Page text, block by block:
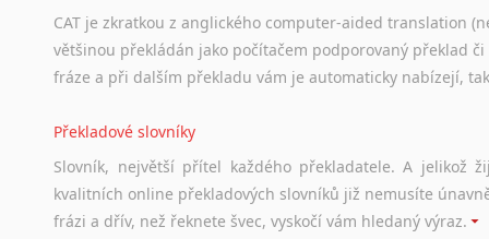
CAT je zkratkou z anglického computer-aided translation
většinou překládán jako počítačem podporovaný překlad
fráze a při dalším překladu vám je automaticky nabízejí,
Překladové slovníky
Slovník, největší přítel každého překladatele. A jelikož
kvalitních online překladových slovníků již nemusíte
frázi a dřív, než řeknete švec, vyskočí vám hledaný výraz.